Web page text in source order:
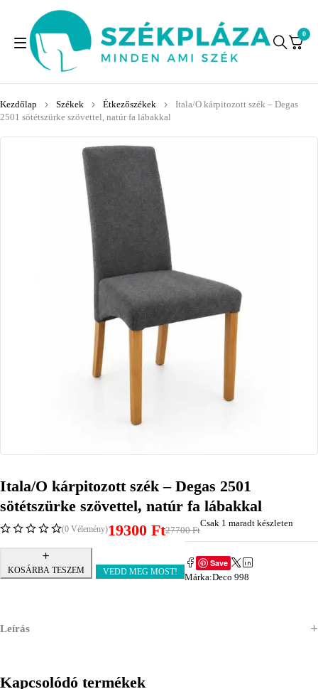
0
Kezdőlap Székek Étkezőszékek
Itala/O kárpitozott szék – Degas
2501 sötétszürke szövettel, natúr fa lábakkal
Itala/O kárpitozott szék – Degas 2501
sötétszürke szövettel, natúr fa lábakkal
(0 Vélemény) 27700Ft
19300 Ft Csak 1 maradt készleten
KOSÁRBA TESZEM VEDD MEG MOST!
Save
Márka:Deco 998
Leírás
Kapcsolódó termékek